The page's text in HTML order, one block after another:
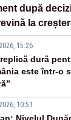
după
la
15:26
replică dură
este într-o
10:51
Nivelul